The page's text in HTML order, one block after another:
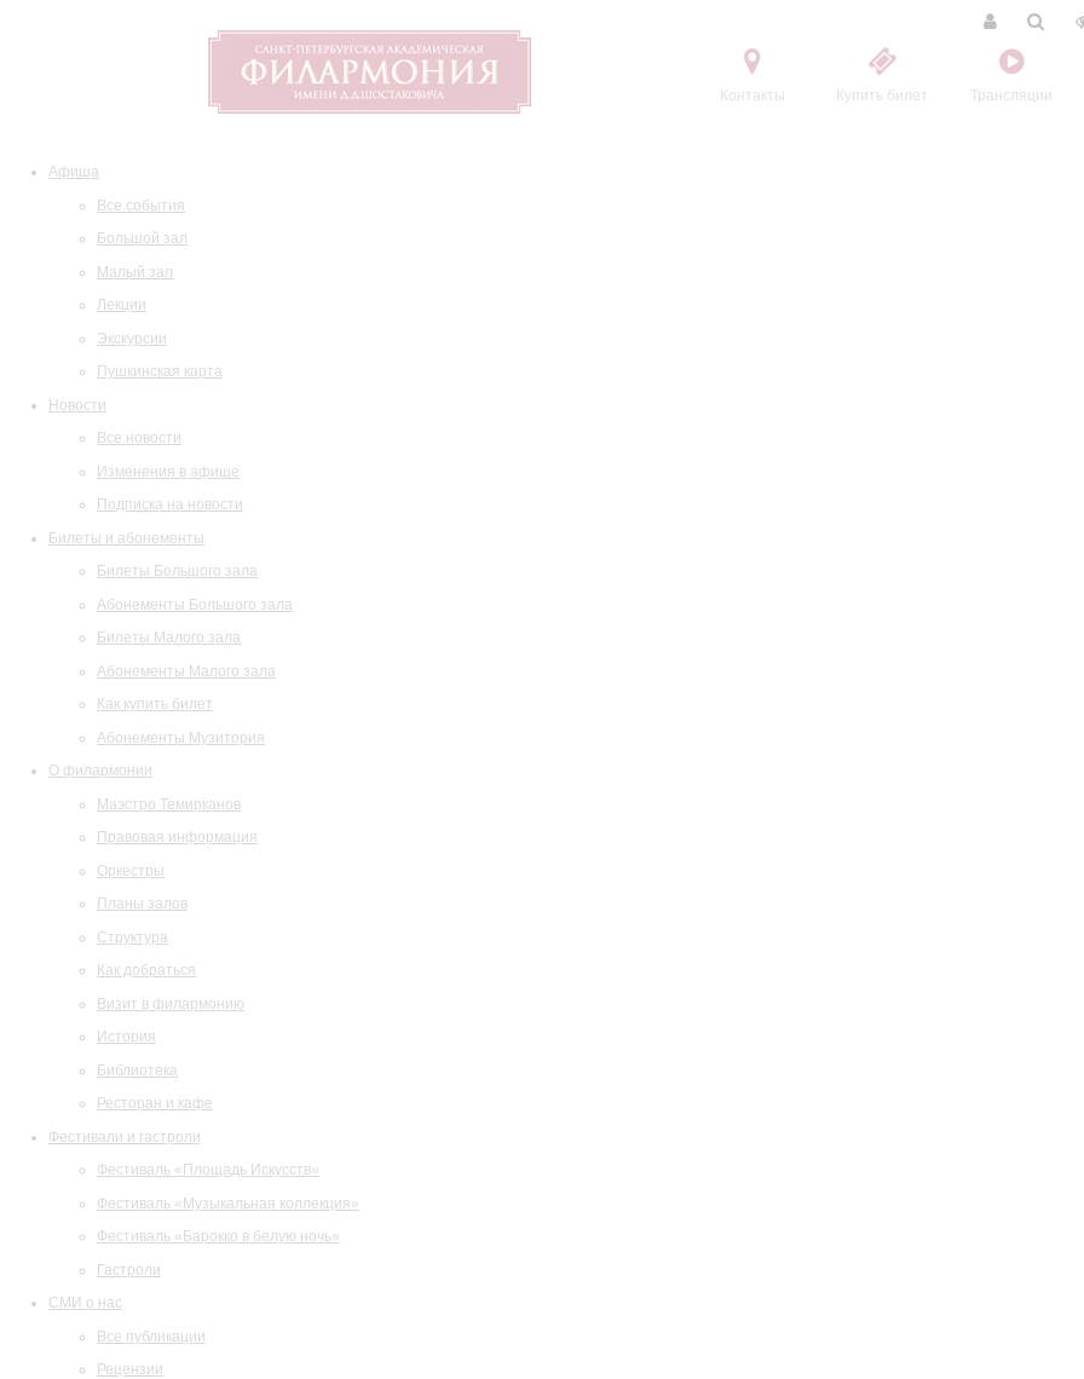
Контакты Купить билет Трансляции
Афиша
Все события
Большой зал
Малый зал
Лекции
Экскурсии
Пушкинская карта
Новости
Все новости
Изменения в афише
Подписка на новости
Билеты и абонементы
Билеты Большого зала
Абонементы Большого зала
Билеты Малого зала
Абонементы Малого зала
Как купить билет
Абонементы Музитория
О филармонии
Маэстро Темирканов
Правовая информация
Оркестры
Планы залов
Структура
Как добраться
Визит в филармонию
История
Библиотека
Ресторан и кафе
Фестивали и гастроли
Фестиваль «Площадь Искусств»
Фестиваль «Музыкальная коллекция»
Фестиваль «Барокко в белую ночь»
Гастроли
СМИ о нас
Все публикации
Рецензии